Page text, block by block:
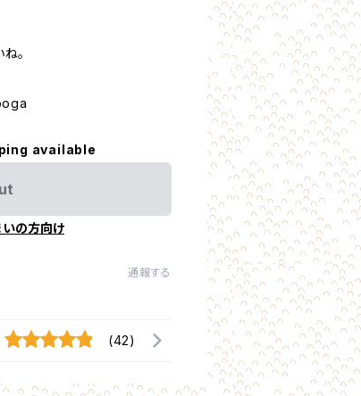
。
available
の方向け
通報する
(42)